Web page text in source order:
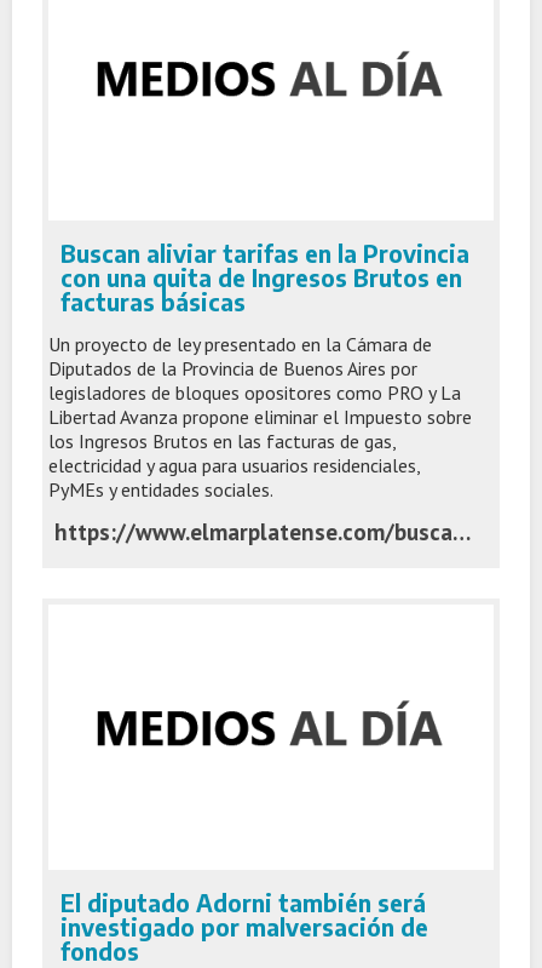
Buscan aliviar tarifas en la Provincia
con una quita de Ingresos Brutos en
facturas básicas
Un proyecto de ley presentado en la Cámara de
Diputados de la Provincia de Buenos Aires por
legisladores de bloques opositores como PRO y La
Libertad Avanza propone eliminar el Impuesto sobre
los Ingresos Brutos en las facturas de gas,
electricidad y agua para usuarios residenciales,
PyMEs y entidades sociales.
https://www.elmarplatense.com/buscan-aliviar-tarifas-en-la-provincia-con-una-quita-de-ingresos-brutos-en-facturas-basicas
El diputado Adorni también será
investigado por malversación de
fondos